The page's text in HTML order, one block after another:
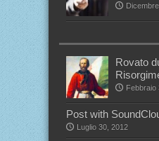
Rovato
Febbraio
Post with
Luglio 30, 2012